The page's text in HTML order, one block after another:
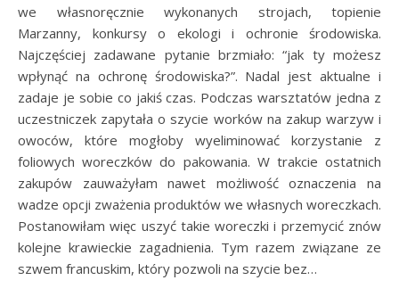
we własnoręcznie wykonanych strojach, topienie
Marzanny, konkursy o ekologi i ochronie środowiska.
Najczęściej zadawane pytanie brzmiało: “jak ty możesz
wpłynąć na ochronę środowiska?”. Nadal jest aktualne i
zadaje je sobie co jakiś czas. Podczas warsztatów jedna z
uczestniczek zapytała o szycie worków na zakup warzyw i
owoców, które mogłoby wyeliminować korzystanie z
foliowych woreczków do pakowania. W trakcie ostatnich
zakupów zauważyłam nawet możliwość oznaczenia na
wadze opcji zważenia produktów we własnych woreczkach.
Postanowiłam więc uszyć takie woreczki i przemycić znów
kolejne krawieckie zagadnienia. Tym razem związane ze
szwem francuskim, który pozwoli na szycie bez…